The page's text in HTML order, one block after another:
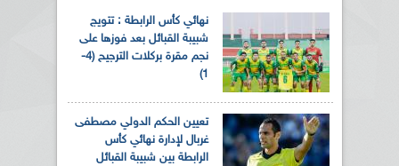
نهائي كأس الرابطة : تتويج
شبيبة القبائل بعد فوزها على
نجم مقرة بركلات الترجيح (4-
1)
تعيين الحكم الدولي مصطفى
غربال لإدارة نهائي كأس
الرابطة بين شبيبة القبائل